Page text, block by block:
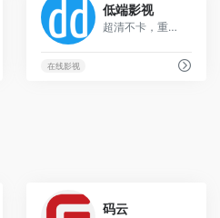
奈飞工厂
低端影视
超清不卡，重磅推荐，高清4K
在线影视
码云